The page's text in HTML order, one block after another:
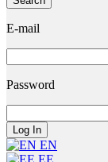
E-mail
Password
EN
EE